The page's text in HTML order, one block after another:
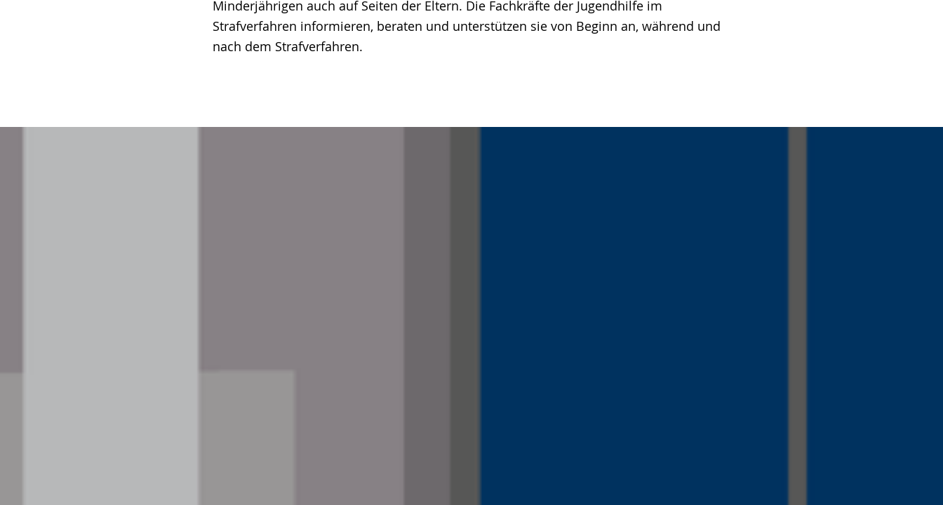
Minderjährigen auch auf Seiten der Eltern. Die Fachkräfte der Jugendhilfe im
Strafverfahren informieren, beraten und unterstützen sie von Beginn an, während und
nach dem Strafverfahren.